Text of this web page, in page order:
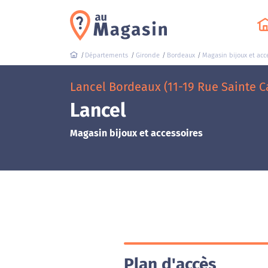
Départements Gironde Bordeaux Magasin bijoux et
Lancel Bordeaux (11-19 Rue Sainte
Lancel
Magasin bijoux et accessoires